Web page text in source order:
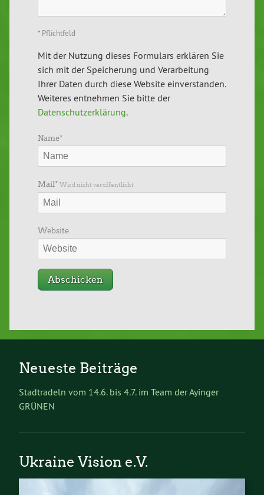
* Pflichtfeld
Mit der Nutzung dieses Formulars erklären Sie
sich mit der Speicherung und Verarbeitung
Ihrer Daten durch diese Website einverstanden.
Weiteres entnehmen Sie bitte der
Datenschutzerklärung.
Name*
Mail* Wird nicht veröffentlicht
Website
Neueste Beiträge
Stadtradeln vom 14.6. bis 4.7. im Team der Ayinger
GRÜNEN
Ukraine Vision e.V.